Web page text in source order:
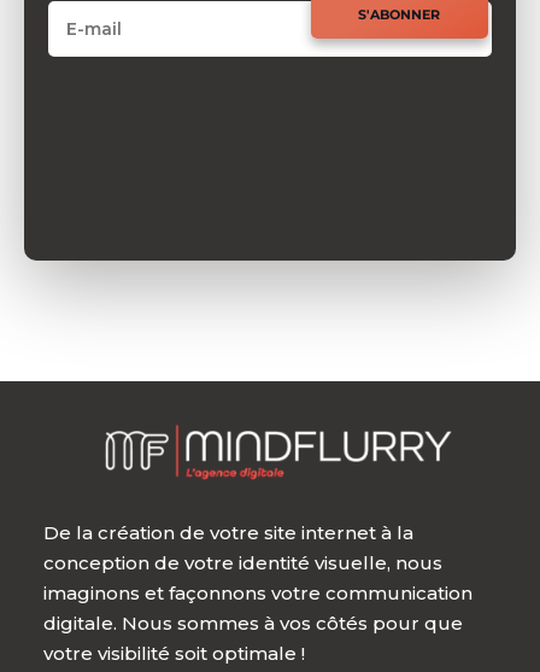
S'ABONNER
De la création de votre site internet à la
conception de votre identité visuelle, nous
imaginons et façonnons votre communication
digitale. Nous sommes à vos côtés pour que
votre visibilité soit optimale !